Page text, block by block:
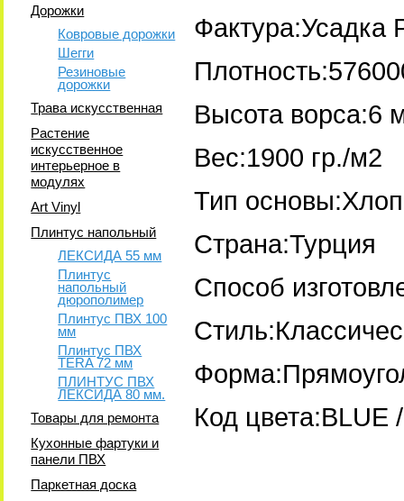
Дорожки
Ковровые дорожки
Шегги
Резиновые
дорожки
Трава искусственная
Растение
искусственное
интерьерное в
модулях
Art Vinyl
Плинтус напольный
ЛЕКСИДА 55 мм
Плинтус
напольный
дюрополимер
Плинтус ПВХ 100
мм
Плинтус ПВХ
TERA 72 мм
ПЛИНТУС ПВХ
ЛЕКСИДА 80 мм.
Товары для ремонта
Кухонные фартуки и
панели ПВХ
Паркетная доска
Фактура:Усадка
Высота ворса:6
Вес:1900 гр./м2
Тип
Страна:Турция
Способ
Код цвета:BLUE